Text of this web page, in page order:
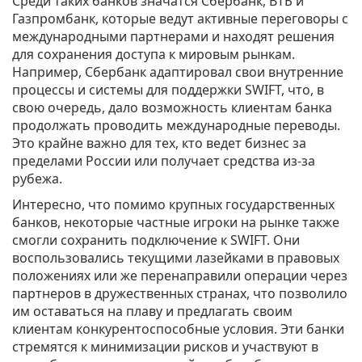
Газпромбанк, которые ведут активные переговоры с
международными партнерами и находят решения
для сохранения доступа к мировым рынкам.
Например, Сбербанк адаптировал свои внутренние
процессы и системы для поддержки SWIFT, что, в
свою очередь, дало возможность клиентам банка
продолжать проводить международные переводы.
Это крайне важно для тех, кто ведет бизнес за
пределами России или получает средства из-за
рубежа.
Интересно, что помимо крупных государственных
банков, некоторые частные игроки на рынке также
смогли сохранить подключение к SWIFT. Они
воспользовались текущими лазейками в правовых
положениях или же перенаправили операции через
партнеров в дружественных странах, что позволило
им оставаться на плаву и предлагать своим
клиентам конкурентоспособные условия. Эти банки
стремятся к минимизации рисков и участвуют в